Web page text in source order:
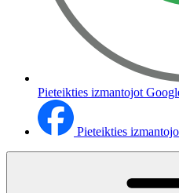
Pieteikties izmantojot
Pieteikties